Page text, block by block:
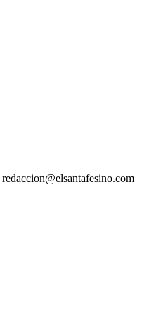
redaccion@elsantafesino.com